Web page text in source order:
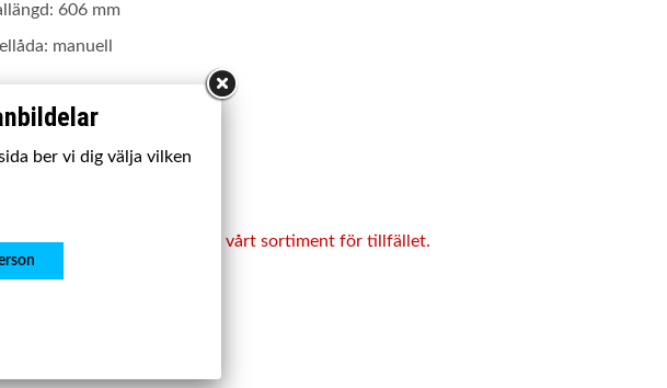
606 mm
manuell
ingår inte denna produkt i vårt sortiment för tillfället.
ber vi dig välja vilken